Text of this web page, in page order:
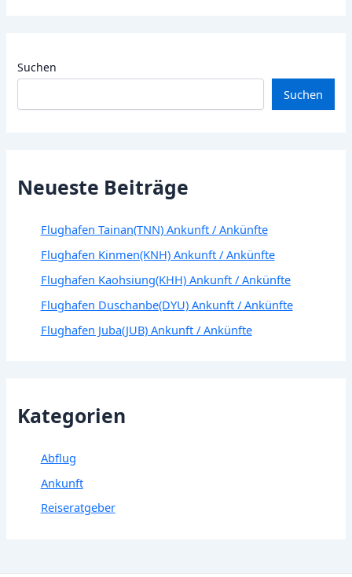
Suchen
Suchen
Neueste Beiträge
Flughafen Tainan(TNN) Ankunft / Ankünfte
Flughafen Kinmen(KNH) Ankunft / Ankünfte
Flughafen Kaohsiung(KHH) Ankunft / Ankünfte
Flughafen Duschanbe(DYU) Ankunft / Ankünfte
Flughafen Juba(JUB) Ankunft / Ankünfte
Kategorien
Abflug
Ankunft
Reiseratgeber